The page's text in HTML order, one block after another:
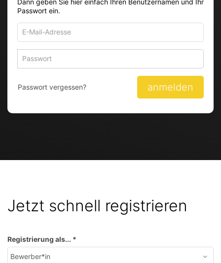
Dann geben Sie hier einfach Ihren Benutzernamen und Ihr
Passwort ein.
Adresse
zum
Anmelden
anmelden
Passwort vergessen?
Jetzt schnell registrieren
Registrierung als... *